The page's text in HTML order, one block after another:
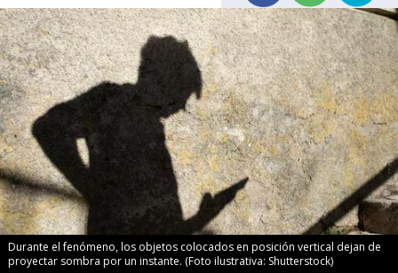
Durante el fenómeno, los objetos colocados en posición vertical dejan de
proyectar sombra por un instante. (Foto ilustrativa: Shutterstock)